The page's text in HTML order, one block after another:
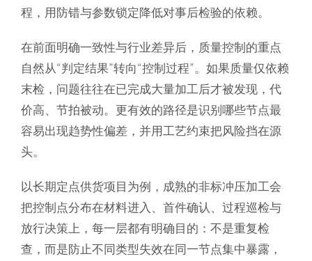
程，用防错与参数锁定降低对事后检验的依赖。
在前面明确一致性与行业差异后，质量控制的重点
自然从“判定结果”转向“控制过程”。如果质量仅依赖
末检，问题往往在已完成大量加工后才被发现，代
价高、节拍被动。更有效的路径是识别哪些节点最
容易出现趋势性偏差，并用工艺约束把风险挡在源
头。
以长期定点供货项目为例，成熟的非标冲压加工会
把控制点分布在材料进入、首件确认、过程巡检与
放行决策上，每一层都有明确目的：不是重复检
查，而是防止不同类型失效在同一节点集中暴露，